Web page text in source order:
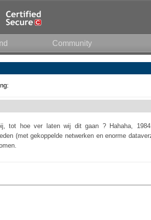
Community
tot hoe ver laten wij dit gaan ? Hahaha,
(met gekoppelde netwerken en enorme